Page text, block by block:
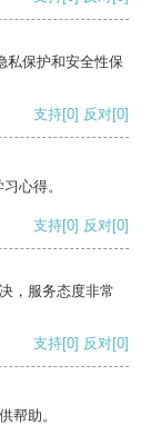
私保护和安全性保
支持[0] 反对[0]
心得。
支持[0] 反对[0]
，服务态度非常
支持[0] 反对[0]
帮助。